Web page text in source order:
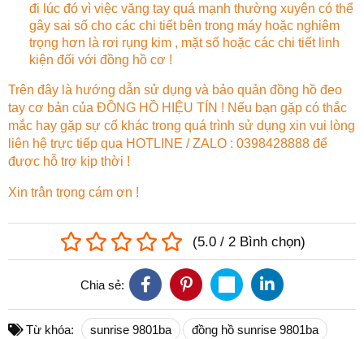
đi lúc đó vì việc văng tay quá mạnh thường xuyên có thể
gây sai số cho các chi tiết bên trong máy hoặc nghiêm
trọng hơn là rơi rụng kim , mặt số hoặc các chi tiết linh
kiện đối với đồng hồ cơ !
Trên đây là hướng dẫn sử dụng và bảo quản đồng hồ đeo
tay cơ bản của ĐỒNG HỒ HIỆU TÍN ! Nếu bạn gặp có thắc
mắc hay gặp sự cố khác trong quá trình sử dụng xin vui lòng
liên hệ trực tiếp qua HOTLINE / ZALO : 0398428888 để
được hỗ trợ kịp thời !
Xin trân trọng cám ơn !
(5.0 / 2 Bình chọn)
Chia sẻ:
Từ khóa: sunrise 9801ba đồng hồ sunrise 9801ba